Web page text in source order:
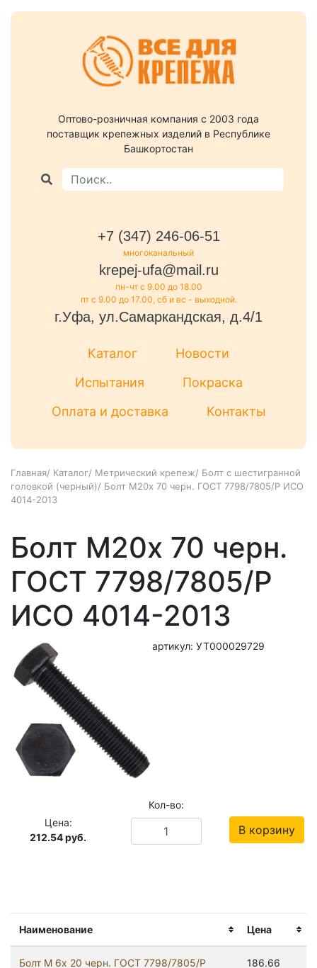
Оптово-розничная компания c 2003 года
поставщик крепежных изделий в Республике
Башкортостан
+7 (347) 246-06-51
многоканальный
krepej-ufa@mail.ru
пн-чт с 9.00 до 18.00
пт с 9.00 до 17.00, сб и вс - выходной.
г.Уфа, ул.Самаркандская, д.4/1
Каталог
Новости
Испытания
Покраска
Оплата и доставка
Контакты
Главная/ Каталог/ Метрический крепеж/ Болт с шестигранной
головкой (черный)/ Болт М20х 70 черн. ГОСТ 7798/7805/Р ИСО
4014-2013
Наименование Цена
Болт М 6х 20 черн. ГОСТ 7798/7805/Р
186.66
Болт М20х 70 черн.
ГОСТ 7798/7805/Р
ИСО 4014-2013
артикул: УТ000029729
Цена:
212.54руб.
Кол-во:
В корзину